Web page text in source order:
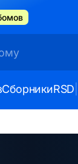
СборникиRSD